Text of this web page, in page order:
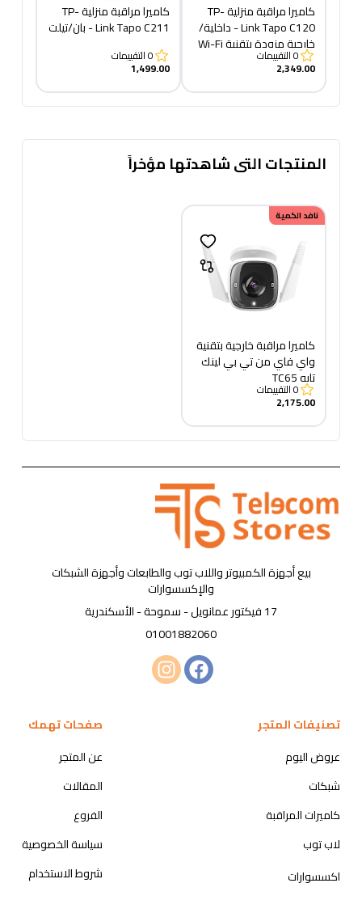
كاميرا مراقبة منزلية TP-
Link Tapo C120 - داخلية/
خارجية مزودة بتقنية Wi-Fi
0التقييمات
2,349.00
كاميرا مراقبة منزلية TP-
Link Tapo C211 - بان/تيلت
0التقييمات
1,499.00
المنتجات التى شاهدتها مؤخراً
نافد الكمية
كاميرا مراقبة خارجية بتقنية
واي فاي من تي بي لينك
تابو TC65
0التقييمات
2,175.00
بيع أجهزة الكمبيوتر واللاب توب والطابعات وأجهزة الشبكات
والإكسسوارات
17 فيكتور عمانويل - سموحة - الأسكندرية
01001882060
تصنيفات المتجر
عروض اليوم
شبكات
كاميرات المراقبة
لاب توب
اكسسوارات
صفحات تهمك
عن المتجر
المقالات
الفروع
سياسة الخصوصية
شروط الاستخدام